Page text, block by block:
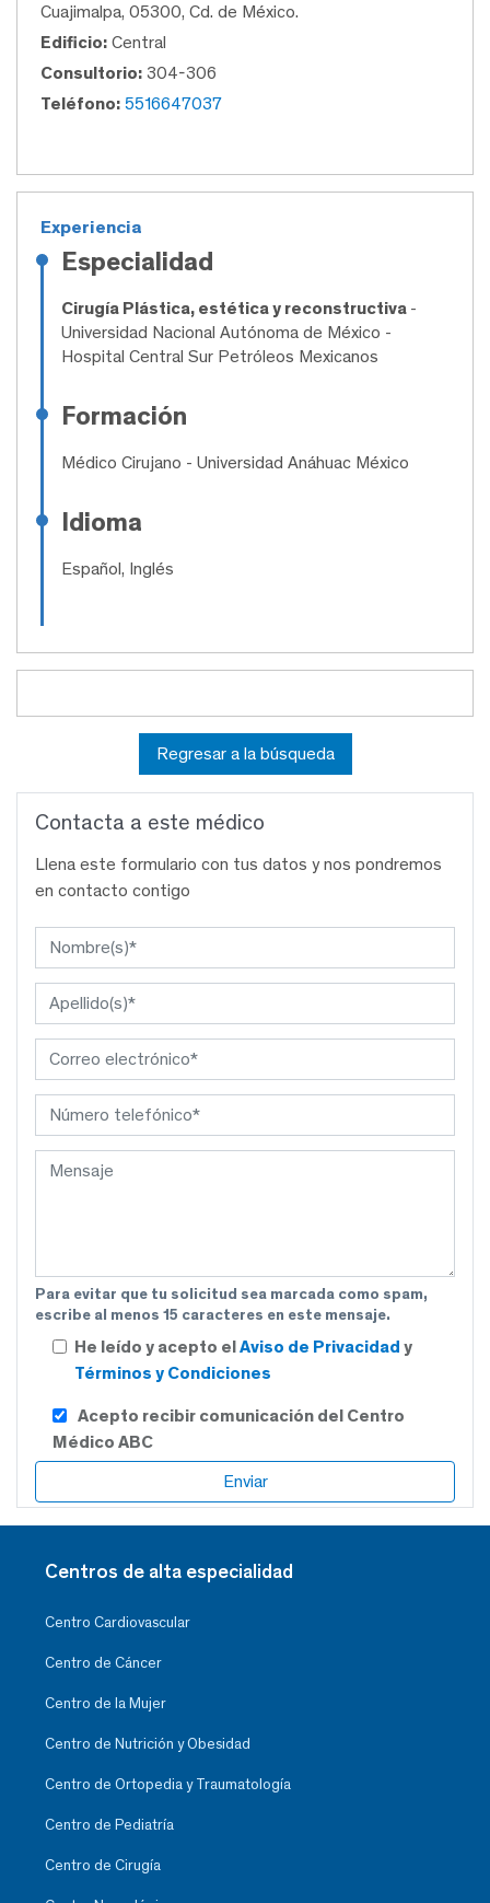
Cuajimalpa, 05300, Cd. de México.
Edificio: Central
Consultorio: 304-306
Teléfono: 5516647037
Experiencia
Especialidad
Cirugía Plástica, estética y reconstructiva -
Universidad Nacional Autónoma de México -
Hospital Central Sur Petróleos Mexicanos
Formación
Médico Cirujano - Universidad Anáhuac México
Idioma
Español, Inglés
Regresar a la búsqueda
Contacta a este médico
Llena este formulario con tus datos y nos pondremos
en contacto contigo
Para evitar que tu solicitud sea marcada como spam,
escribe al menos 15 caracteres en este mensaje.
He leído y acepto elAviso de Privacidad y
Términos y Condiciones
Acepto recibir comunicación del Centro
Médico ABC
Centros de alta especialidad
Centro Cardiovascular
Centro de Cáncer
Centro de la Mujer
Centro de Nutrición y Obesidad
Centro de Ortopedia y Traumatología
Centro de Pediatría
Centro de Cirugía